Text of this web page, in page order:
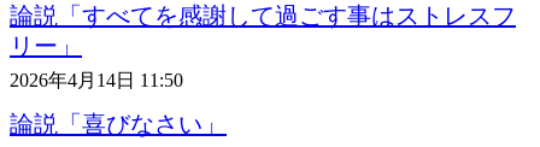
論説「すべてを感謝して過ごす事はストレスフ
リー」
2026年4月14日 11:50
論説「喜びなさい」